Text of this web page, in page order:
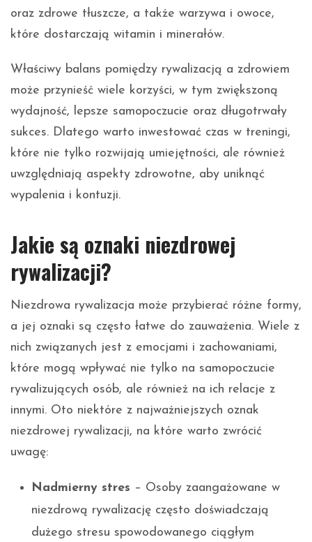
oraz zdrowe tłuszcze, a także warzywa i owoce,
które dostarczają witamin i minerałów.
Właściwy balans pomiędzy rywalizacją a zdrowiem
może przynieść wiele korzyści, w tym zwiększoną
wydajność, lepsze samopoczucie oraz długotrwały
sukces. Dlatego warto inwestować czas w treningi,
które nie tylko rozwijają umiejętności, ale również
uwzględniają aspekty zdrowotne, aby uniknąć
wypalenia i kontuzji.
Jakie są oznaki niezdrowej
rywalizacji?
Niezdrowa rywalizacja może przybierać różne formy,
a jej oznaki są często łatwe do zauważenia. Wiele z
nich związanych jest z emocjami i zachowaniami,
które mogą wpływać nie tylko na samopoczucie
rywalizujących osób, ale również na ich relacje z
innymi. Oto niektóre z najważniejszych oznak
niezdrowej rywalizacji, na które warto zwrócić
uwagę:
Nadmierny stres – Osoby zaangażowane w
niezdrową rywalizację często doświadczają
dużego stresu spowodowanego ciągłym